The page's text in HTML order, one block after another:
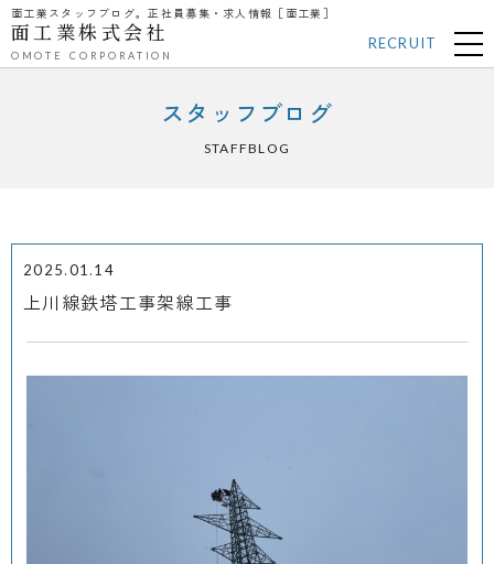
面工業スタッフブログ。正社員募集・求人情報［面工業］
面工業株式会社
OMOTE CORPORATION
RECRUIT
スタッフブログ
STAFFBLOG
2025.01.14
上川線鉄塔工事架線工事